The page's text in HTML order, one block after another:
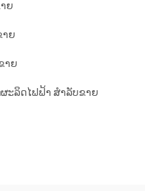
ຍ
າຍ
າຍ
ຜະລິດໄຟຟ້າ ສໍາລັບຂາຍ